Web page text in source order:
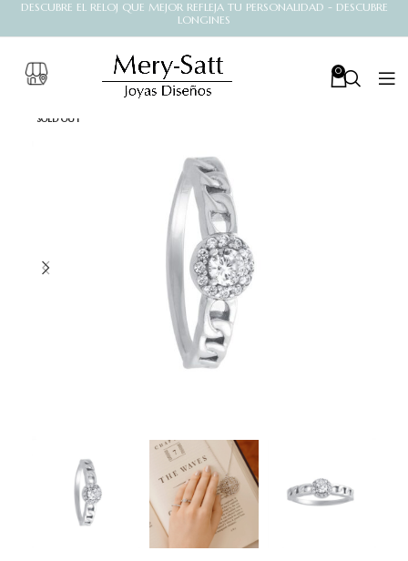
DESCUBRE EL RELOJ QUE MEJOR REFLEJA TU PERSONALIDAD - DESCUBRE
LONGINES
0
SOLD OUT